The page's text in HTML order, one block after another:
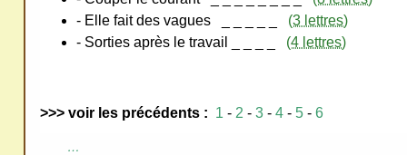
- Elle fait des vagues
(3 lettres)
- Sorties après le travail
(4 lettres)
>>> voir les précédents : 1 - 2 - 3 - 4 - 5 - 6
…